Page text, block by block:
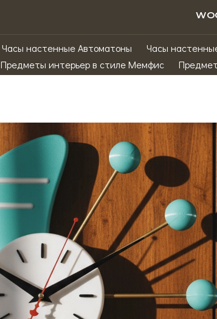
Часы настенные Автоматоны Часы
Предметы интерьер в стиле Мемфис